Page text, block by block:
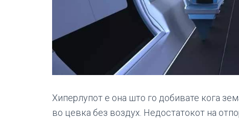
Хиперлупот е она што го добивате кога
во цевка без воздух. Недостатокот на